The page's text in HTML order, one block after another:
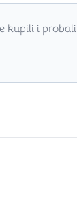
kupili i